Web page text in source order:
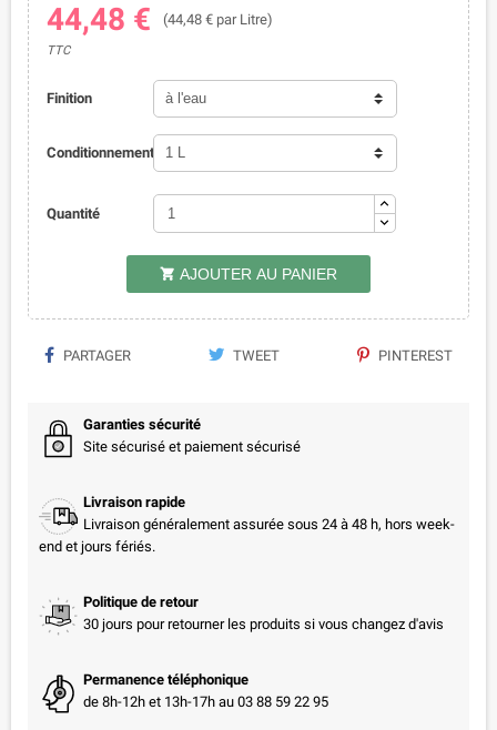
44,48 € (44,48 € par Litre)
TTC
Finition
Conditionnement
Quantité
 AJOUTER AU PANIER
PARTAGER TWEET PINTEREST
Garanties sécurité
Site sécurisé et paiement sécurisé
Livraison rapide
Livraison généralement assurée sous 24 à 48 h, hors week-
end et jours fériés.
Politique de retour
30 jours pour retourner les produits si vous changez d'avis
Permanence téléphonique
de 8h-12h et 13h-17h au 03 88 59 22 95